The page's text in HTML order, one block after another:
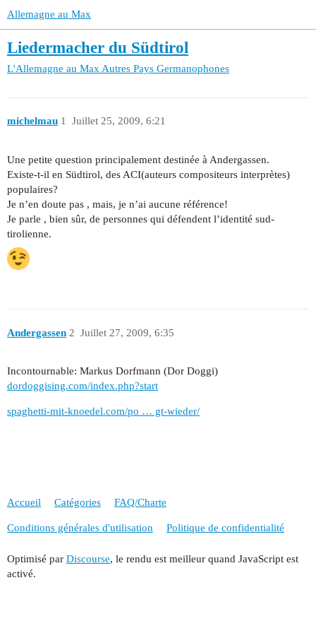
Allemagne au Max
Liedermacher du Südtirol
L'Allemagne au Max Autres Pays Germanophones
michelmau Juillet 25, 2009, 6:21
1
Une petite question principalement destinée à Andergassen.
Existe-t-il en Südtirol, des ACI(auteurs compositeurs interprètes)
populaires?
Je n’en doute pas , mais, je n’ai aucune référence!
Je parle , bien sûr, de personnes qui défendent l’identité sud-
tirolienne.
Andergassen Juillet 27, 2009, 6:35
2
Incontournable: Markus Dorfmann (Dor Doggi)
dordoggising.com/index.php?start
spaghetti-mit-knoedel.com/po … gt-wieder/
Accueil Catégories FAQ/Charte
Conditions générales d'utilisation Politique de confidentialité
Optimisé par Discourse, le rendu est meilleur quand JavaScript est
activé.